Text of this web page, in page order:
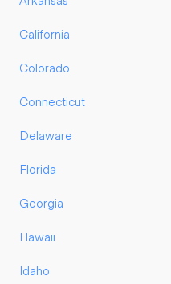
California
Colorado
Connecticut
Delaware
Florida
Georgia
Hawaii
Idaho